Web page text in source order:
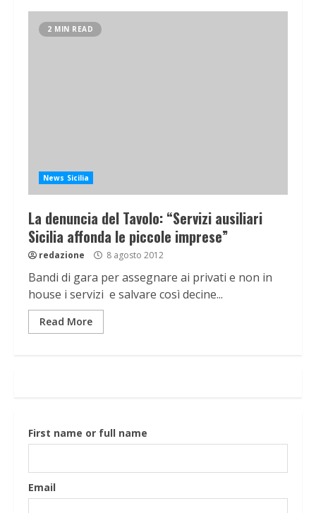
2 MIN READ
News Sicilia
La denuncia del Tavolo: “Servizi ausiliari
Sicilia affonda le piccole imprese”
redazione 8 agosto 2012
Bandi di gara per assegnare ai privati e non in
house i servizi e salvare così decine...
Read More
First name or full name
Email